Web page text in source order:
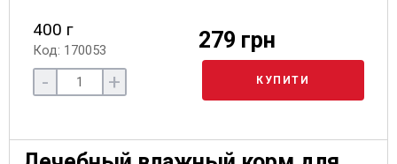
400 г
Код: 170053 279 грн
- + КУПИТИ